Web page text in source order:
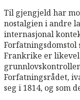
Til gjengjeld har
nostalgien i andre
internasjonal
Frankrike er
Forfatningsrådet,
seg i 1814, og som